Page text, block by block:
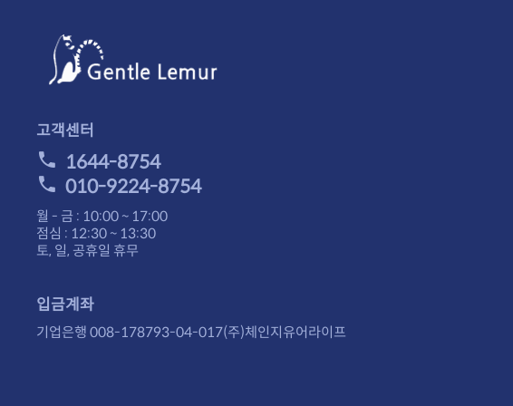
고객센터
1644-8754
010-9224-8754
월 - 금 : 10:00 ~ 17:00
점심 : 12:30 ~ 13:30
토, 일, 공휴일 휴무
입금계좌
기업은행 008-178793-04-017(주)체인지유어라이프